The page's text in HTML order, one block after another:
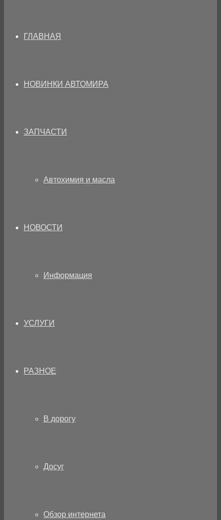
ГЛАВНАЯ
НОВИНКИ АВТОМИРА
ЗАПЧАСТИ
Автохимия и масла
НОВОСТИ
Информация
УСЛУГИ
РАЗНОЕ
В дорогу
Досуг
Обзор интернета